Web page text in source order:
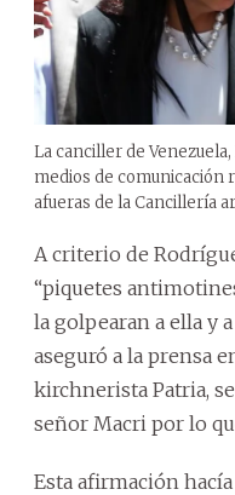
La canciller de
medios de comunicación
afueras de la Cancillería
A criterio de
“piquetes
la golpearan a ella y
aseguró a la prensa
kirchnerista Patria,
señor Macri por lo
Esta afirmación